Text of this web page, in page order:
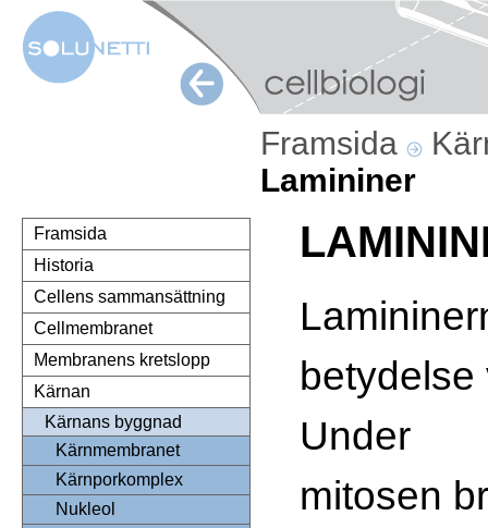
Framsida
Lamininer
Framsida
Historia
Cellens sammansättning
Cellmembranet
Membranens kretslopp
Kärnan
Kärnans byggnad
Kärnmembranet
Kärnporkomplex
Nukleol
betydelse
Under
mitosen